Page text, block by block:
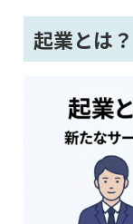
起業とは？